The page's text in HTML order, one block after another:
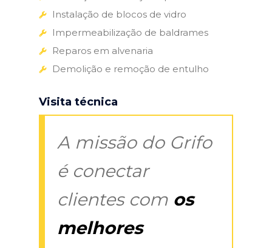
Instalação de blocos de vidro
Impermeabilização de baldrames
Reparos em alvenaria
Demolição e remoção de entulho
Visita técnica
A missão do Grifo
é conectar
clientes com os
melhores